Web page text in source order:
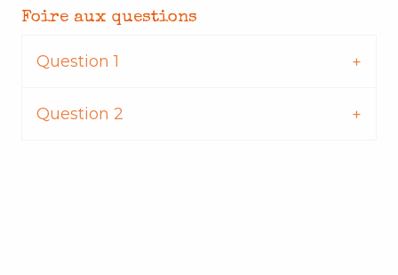
Foire aux questions
Question 1
Question 2